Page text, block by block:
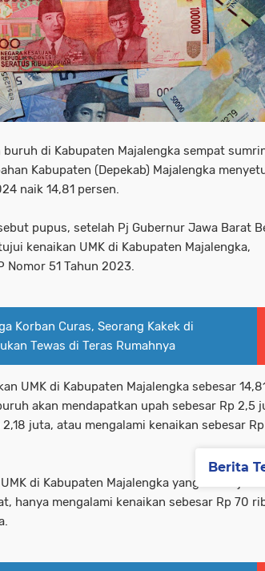
buruh di Kabupaten Majalengka sempat
Kabupaten (Depekab) Majalengka
naik 14,81 persen.
pupus, setelah Pj Gubernur Jawa Barat
kenaikan UMK di Kabupaten Majalengka,
Nomor 51 Tahun 2023.
Korban Curas, Seorang Kakek di
Tewas di Teras Rumahnya
UMK di Kabupaten Majalengka sebesar
akan mendapatkan upah sebesar Rp 2,5
juta, atau mengalami kenaikan sebesar
di Kabupaten Majalengka yang disetujui
hanya mengalami kenaikan sebesar Rp 70
Berita